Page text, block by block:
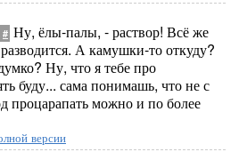
# Ну, ёлы-палы, - раствор! Всё же
А камушки-то откуду?
Ну, что я тебе про
буду... сама понимашь, что не с
процарапать можно и по более
версии